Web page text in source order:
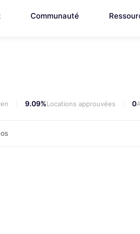
Communauté
9.09%Locations approuvées 0